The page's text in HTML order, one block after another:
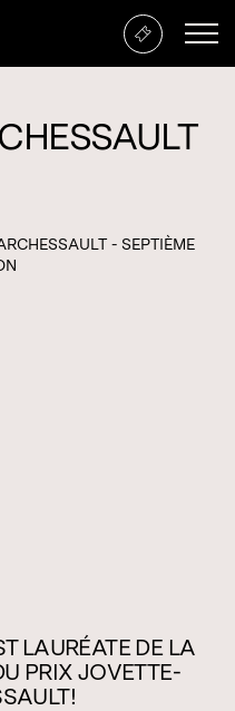
- SEPTIÈME
LAURÉATE DE LA
PRIX JOVETTE-